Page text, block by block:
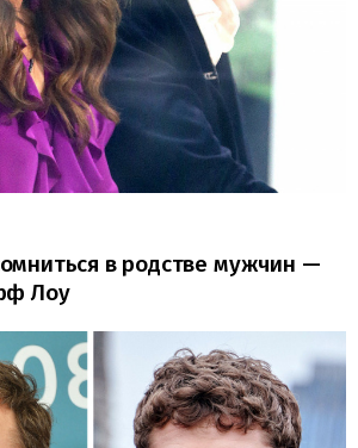
в родстве мужчин —
Лоу